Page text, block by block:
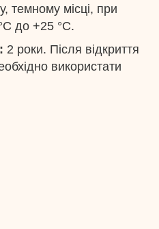
темному місці, при
до +25 °С.
2 роки. Після відкриття
використати